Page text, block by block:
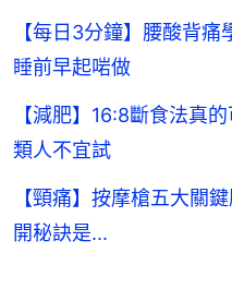
【每日3分鐘】腰酸背
睡前早起啱做
【減肥】16:8斷食法真
類人不宜試
【頸痛】按摩槍五大關
開秘訣是...